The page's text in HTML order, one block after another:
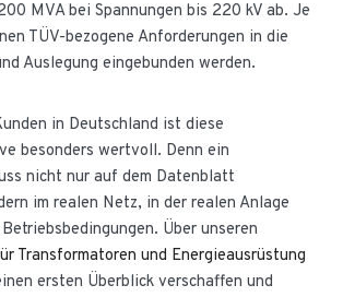
MVA bei Spannungen bis 220 kV ab. Je
TÜV-bezogene Anforderungen in die
Auslegung eingebunden werden.
in Deutschland ist diese
besonders wertvoll. Denn ein
nicht nur auf dem Datenblatt
im realen Netz, in der realen Anlage
Über unseren
Transformatoren und Energieausrüstung
ersten Überblick verschaffen und